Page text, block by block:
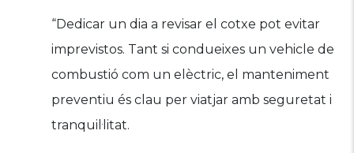
“Dedicar un dia a revisar el cotxe pot evitar
imprevistos. Tant si condueixes un vehicle de
combustió com un elèctric, el manteniment
preventiu és clau per viatjar amb seguretat i
tranquil·litat.